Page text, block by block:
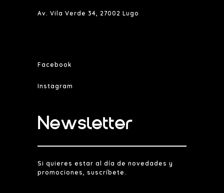
Av. Vila Verde 34, 27002 Lugo
Facebook
Instagram
Newsletter
Si quieres estar al día de novedades y
promociones, suscríbete.